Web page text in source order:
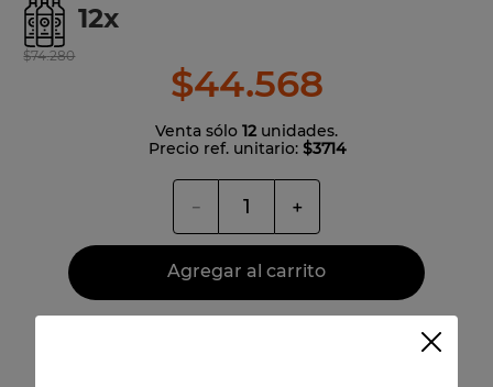
12x
$44.568
$74.280
Venta sólo 12 unidades.
Precio ref. unitario: $3714
＋
－
Agregar al carrito